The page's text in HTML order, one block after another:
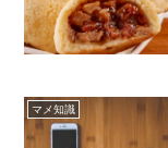
マメ知識